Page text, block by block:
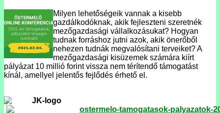
Milyen lehetőségeik vannak a kisebb
gazdálkodóknak, akik fejleszteni szeretnék
mezőgazdasági vállalkozásukat? Hogyan
tudnak forráshoz jutni azok, akik önerőből
nehezen tudnák megvalósítani terveiket? A
mezőgazdasági kisüzemek számára kiírt
pályázat 10 millió forint vissza nem térítendő támogatást
kínál, amellyel jelentős fejlődés érhető el.